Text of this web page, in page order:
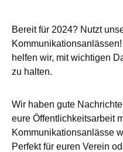
Bereit für 2024? Nutzt
helfen wir, mit wichtigen
zu halten.
Wir haben gute
eure Öffentlichkeitsarbeit
Kommunikationsanlässe
Perfekt für euren Verein